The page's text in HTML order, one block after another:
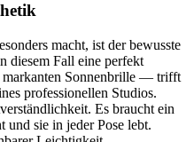
macht, ist der bewusste
diesem Fall eine perfekt
markanten Sonnenbrille — trifft
professionellen Studios.
Es braucht ein
und sie in jeder Pose lebt.